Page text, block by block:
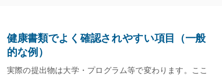
健康書類でよく確認されやすい項目（一般
的な例）
実際の提出物は大学・プログラム等で変わります。ここ